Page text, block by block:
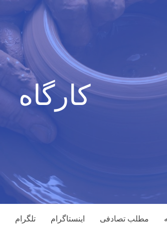
کارگاه
تلگرام اینستاگرام مطلب تصادفی